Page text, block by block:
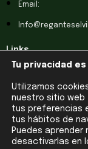
Email:
Links
Aviso legal
Política de
Política de
Tu privacidad
Utilizamos
nuestro sitio web
tus preferencias
tus hábitos de
Puedes aprender
desactivarlas en